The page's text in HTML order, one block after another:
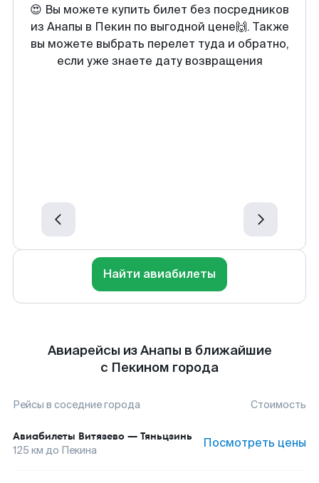
😍 Вы можете купить билет без посредников
из Анапы в Пекин по выгодной цене🙌. Также
вы можете выбрать перелет туда и обратно,
если уже знаете дату возвращения
Найти авиабилеты
Авиарейсы из Анапы в ближайшие
с Пекином города
Рейсы в соседние города Стоимость
Авиабилеты Витязево — Тяньцзинь
125 км до Пекина Посмотреть цены